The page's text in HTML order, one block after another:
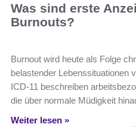
Was sind erste
Burnouts?
Burnout wird heute als Folge
belastender Lebenssituationen
ICD-11 beschreiben
die über normale Müdigkeit
Weiter lesen »